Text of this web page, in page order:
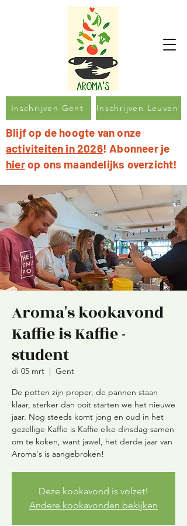
Inschrijven Gent Inschrijven Leuven
Blijf op de hoogte van onze
activiteiten in 2026! Abonneer je
hierop ons maandelijks overzicht!
Aroma's kookavond
Kaffie is Kaffie -
student
di 05 mrt
  |
Gent
De potten zijn proper, de pannen staan
klaar, sterker dan ooit starten we het nieuwe
jaar. Nog steeds komt jong en oud in het
gezellige Kaffie is Kaffie elke dinsdag samen
om te koken, want jawel, het derde jaar van
Aroma's is aangebroken!
Deze kookavond is volzet!
Andere kookavonden bekijken